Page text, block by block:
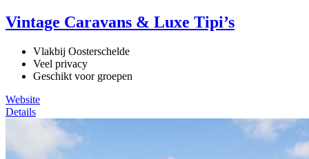
Vintage Caravans & Luxe Tipi’s
Vlakbij Oosterschelde
Veel privacy
Geschikt voor groepen
Website
Details